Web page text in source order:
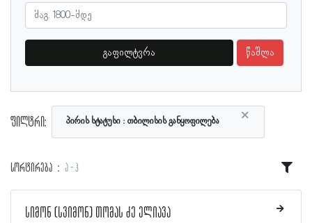
გაფილტვრა წაშლა
ფილტრი: ×
პირის სტატუსი თბილისის განყოფილება
სორტირება ა - ჰ
სიმონ (სვიმონ) თომას ძე ელიავა